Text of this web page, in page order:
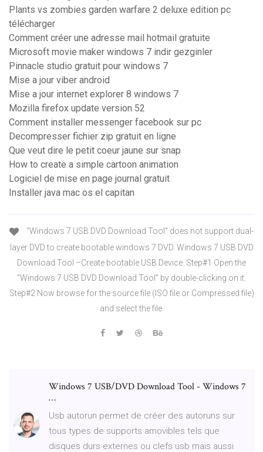
Plants vs zombies garden warfare 2 deluxe edition pc
télécharger
Comment créer une adresse mail hotmail gratuite
Microsoft movie maker windows 7 indir gezginler
Pinnacle studio gratuit pour windows 7
Mise a jour viber android
Mise a jour internet explorer 8 windows 7
Mozilla firefox update version 52
Comment installer messenger facebook sur pc
Decompresser fichier zip gratuit en ligne
Que veut dire le petit coeur jaune sur snap
How to create a simple cartoon animation
Logiciel de mise en page journal gratuit
Installer java mac os el capitan
“Windows 7 USB DVD Download Tool” does not support dual-
layer DVD to create bootable windows 7 DVD. Windows 7 USB DVD
Download Tool –Create bootable USB Device. Step#1 Open the
“Windows 7 USB DVD Download Tool” by double-clicking on it.
Step#2 Now browse for the source file (ISO file or Compressed file)
and select the file.
Windows 7 USB/DVD Download Tool - Windows 7
…
Usb autorun permet de créer des autoruns sur
tous types de supports amovibles tels que
disques durs externes ou clefs usb mais aussi